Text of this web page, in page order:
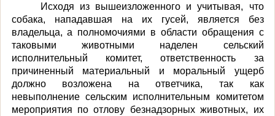
Исходя из вышеизложенного иучитывая, что
собака, нападавшая на их гусей, является без
владельца, а полномочиями в области обращения с
таковыми животными наделен сельский
исполнительный комитет, ответственность за
причиненный материальный и моральный ущерб
должно возложена на ответчика, так как
невыполнение сельским исполнительным комитетом
мероприятия по отлову безнадзорных животных, их